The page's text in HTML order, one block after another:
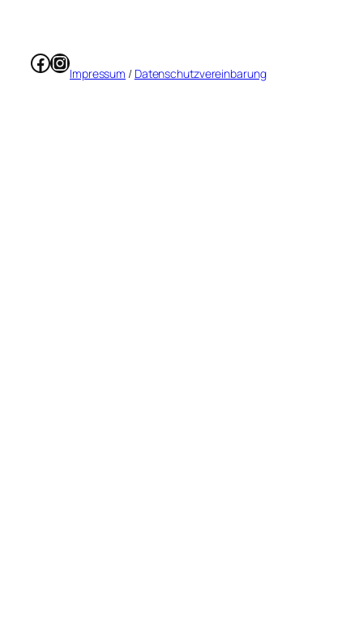
Facebook
Instagram
Impressum / Datenschutzvereinbarung